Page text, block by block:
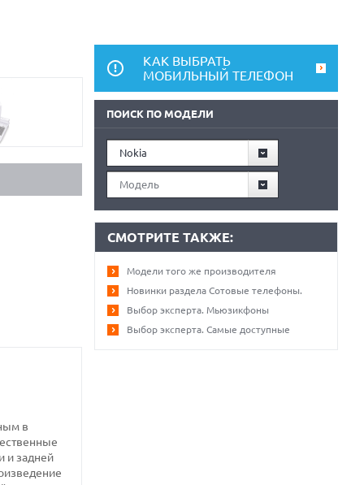
в
и задней
КАК ВЫБРАТЬ
МОБИЛЬНЫЙ ТЕЛЕФОН
ПОИСК ПО МОДЕЛИ
Nokia
Модель
СМОТРИТЕ ТАКЖЕ:
Модели того же производителя
Новинки раздела Сотовые телефоны.
Выбор эксперта. Мьюзикфоны
Выбор эксперта. Самые доступные